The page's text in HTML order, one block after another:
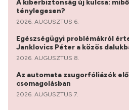
A kiberbiztonság új kulcsa:
ténylegesen?
2026. AUGUSZTUS 6.
Egészségügyi problémákról
Janklovics Péter a közös
2026. AUGUSZTUS 8.
Az automata zsugorfóliázók
csomagolásban
2026. AUGUSZTUS 7.